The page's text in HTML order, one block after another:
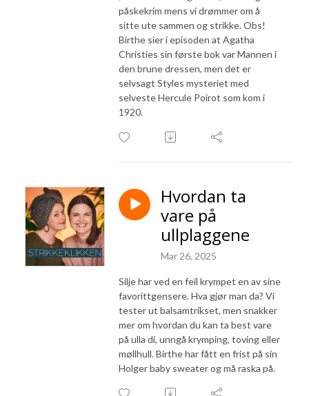
påskekrim mens vi drømmer om å
sitte ute sammen og strikke. Obs!
Birthe sier i episoden at Agatha
Christies sin første bok var Mannen i
den brune dressen, men det er
selvsagt Styles mysteriet med
selveste Hercule Poirot som kom i
1920.
Hvordan ta
vare på
ullplaggene
Mar 26, 2025
Silje har ved en feil krympet en av sine
favorittgensere. Hva gjør man da? Vi
tester ut balsamtrikset, men snakker
mer om hvordan du kan ta best vare
på ulla di, unngå krymping, toving eller
møllhull. Birthe har fått en frist på sin
Holger baby sweater og må raska på.